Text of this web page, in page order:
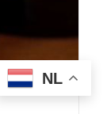
|les
NL